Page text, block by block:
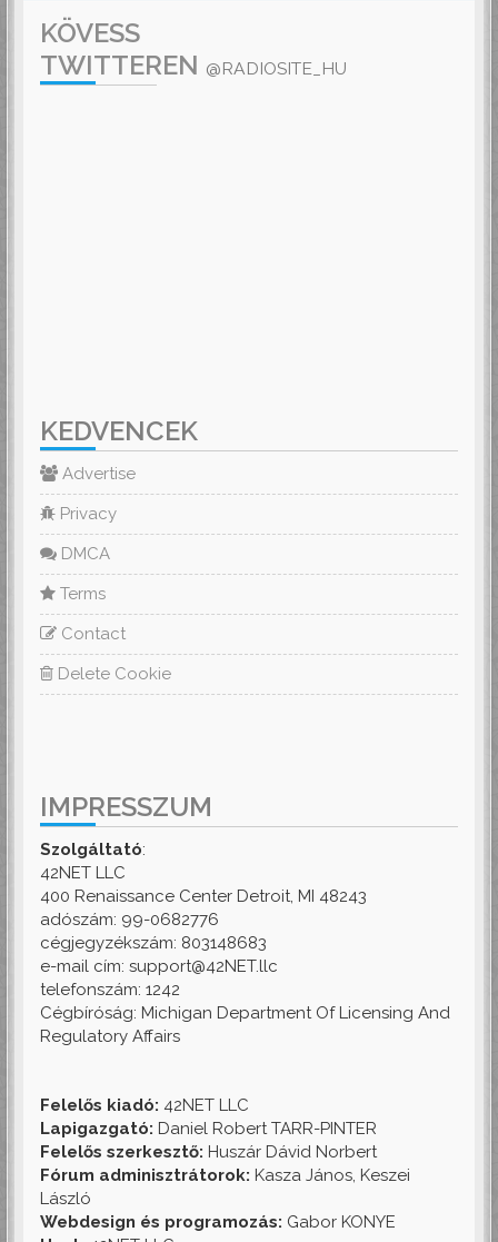
KÖVESS
TWITTEREN @RADIOSITE_HU
KEDVENCEK
Advertise
Privacy
DMCA
Terms
Contact
Delete Cookie
IMPRESSZUM
Szolgáltató:
42NET LLC
400 Renaissance Center Detroit, MI 48243
adószám: 99-0682776
cégjegyzékszám: 803148683
e-mail cím: support@42NET.llc
telefonszám: 1242
Cégbíróság: Michigan Department Of Licensing And
Regulatory Affairs
Felelős kiadó: 42NET LLC
Lapigazgató: Daniel Robert TARR-PINTER
Felelős szerkesztő: Huszár Dávid Norbert
Fórum adminisztrátorok: Kasza János, Keszei
László
Webdesign és programozás: Gabor KONYE